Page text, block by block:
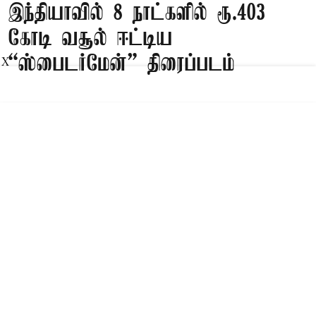
இந்தியாவில் 8 நாட்களில் ரூ.403
கோடி வசூல் ஈட்டிய
“ஸ்பைடர்மேன்” திரைப்படம்
X